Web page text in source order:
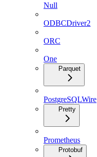
Null
ODBCDriver2
ORC
One
Parquet
PostgreSQLWire
Pretty
Prometheus
Protobuf